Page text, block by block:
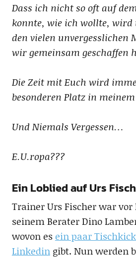
Dass ich nicht so oft auf
konnte, wie ich wollte,
den vielen unvergesslichen
wir gemeinsam geschaffen
Die Zeit mit Euch wird
besonderen Platz in
Und Niemals Vergessen…
E.U.ropa???
Ein Loblied auf Urs
Trainer Urs Fischer war vor
seinem Berater Dino
wovon es ein paar
Linkedingibt. Nun werden